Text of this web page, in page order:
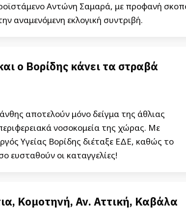
Αντώνη Σαμαρά, με προφανή
αναμενόμενη εκλογική συντριβή.
ο Βορίδης κάνει τα στραβά
αποτελούν μόνο δείγμα της άθλιας
νοσοκομεία της χώρας. Με
Υγείας Βορίδης διέταξε ΕΔΕ, καθώς το
ευσταθούν οι καταγγελίες!
Κομοτηνή, Αν. Αττική, Καβάλα